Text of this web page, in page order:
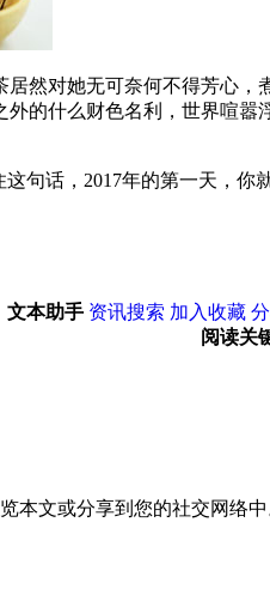
然对她无可奈何不得芳心
的什么财色名利，世界喧
句话，2017年的第一天，你
文本助手 资讯搜索 加入收藏
阅读关
本文或分享到您的社交网络中